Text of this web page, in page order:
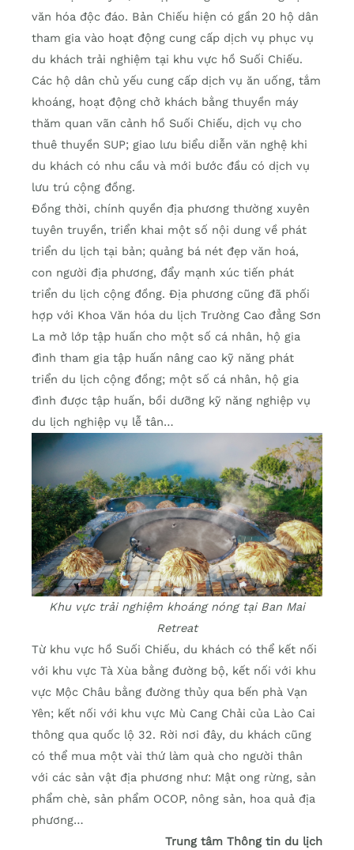
văn hóa độc đáo. Bản Chiếu hiện có gần 20 hộ dân
tham gia vào hoạt động cung cấp dịch vụ phục vụ
du khách trải nghiệm tại khu vực hồ Suối Chiếu.
Các hộ dân chủ yếu cung cấp dịch vụ ăn uống, tắm
khoáng, hoạt động chở khách bằng thuyền máy
thăm quan vãn cảnh hồ Suối Chiếu, dịch vụ cho
thuê thuyền SUP; giao lưu biểu diễn văn nghệ khi
du khách có nhu cầu và mới bước đầu có dịch vụ
lưu trú cộng đồng.
Đồng thời, chính quyền địa phương thường xuyên
tuyên truyền, triển khai một số nội dung về phát
triển du lịch tại bản; quảng bá nét đẹp văn hoá,
con người địa phương, đẩy mạnh xúc tiến phát
triển du lịch cộng đồng. Địa phương cũng đã phối
hợp với Khoa Văn hóa du lịch Trường Cao đẳng Sơn
La mở lớp tập huấn cho một số cá nhân, hộ gia
đình tham gia tập huấn nâng cao kỹ năng phát
triển du lịch cộng đồng; một số cá nhân, hộ gia
đình được tập huấn, bồi dưỡng kỹ năng nghiệp vụ
du lịch nghiệp vụ lễ tân…
Khu vực trải nghiệm khoáng nóng tại Ban Mai
Retreat
Từ khu vực hồ Suối Chiếu, du khách có thể kết nối
với khu vực Tà Xùa bằng đường bộ, kết nối với khu
vực Mộc Châu bằng đường thủy qua bến phà Vạn
Yên; kết nối với khu vực Mù Cang Chải của Lào Cai
thông qua quốc lộ 32. Rời nơi đây, du khách cũng
có thể mua một vài thứ làm quà cho người thân
với các sản vật địa phương như: Mật ong rừng, sản
phẩm chè, sản phẩm OCOP, nông sản, hoa quả địa
phương…
Trung tâm Thông tin du lịch